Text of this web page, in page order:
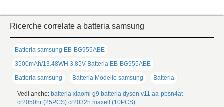
Ricerche correlate a batteria samsung
Batteria samsung EB-BG955ABE
3500mAh/13.48WH 3.85V Batteria EB-BG955ABE
Batteria samsung
Batteria Modello samsung Batteria
Vedi anche: batteria xiaomi g9 batteria dyson v11 aa-pbsn4at
cr2050hr (25PCS) cr2032h maxell (10PCS)